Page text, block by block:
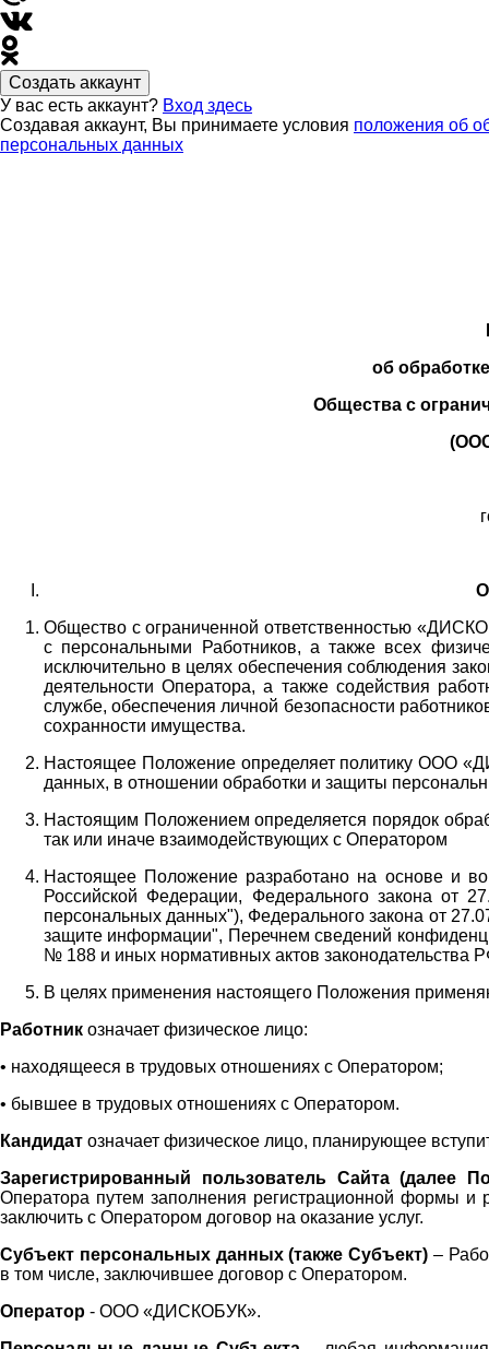
Создать аккаунт
У вас есть аккаунт? Вход здесь
Создавая аккаунт, Вы принимаете условия положения об
персональных данных
об
Общества с
Общество с ограниченной ответственностью
с персональными Работников, а также всех
исключительно в целях обеспечения соблюдения
деятельности Оператора,а также содействия
службе, обеспечения личной безопасности
сохранности имущества.
Настоящее Положение определяет политику ООО
данных, в отношении обработки и защиты
Настоящим Положением определяется порядок
так или иначе взаимодействующих с Оператором
Настоящее Положение разработано на основе и во
Российской Федерации, Федерального закона
персональных данных"), Федерального закона от
защите информации", Перечнем сведений
№ 188 и иных нормативных актов законодательства
В целях применения настоящего Положения
Работник означает физическое лицо:
• находящееся в трудовых отношениях с Оператором;
• бывшее в трудовых отношениях с Оператором.
Кандидат означает физическое лицо, планирующее
Зарегистрированный пользователь Сайта (далее
Оператора путем заполнения регистрационной формы и
заключить с Оператором договор на оказание услуг.
Субъект персональных данных (также Субъект) –
в том числе, заключившее договор с Оператором.
Оператор - ООО «ДИСКОБУК».